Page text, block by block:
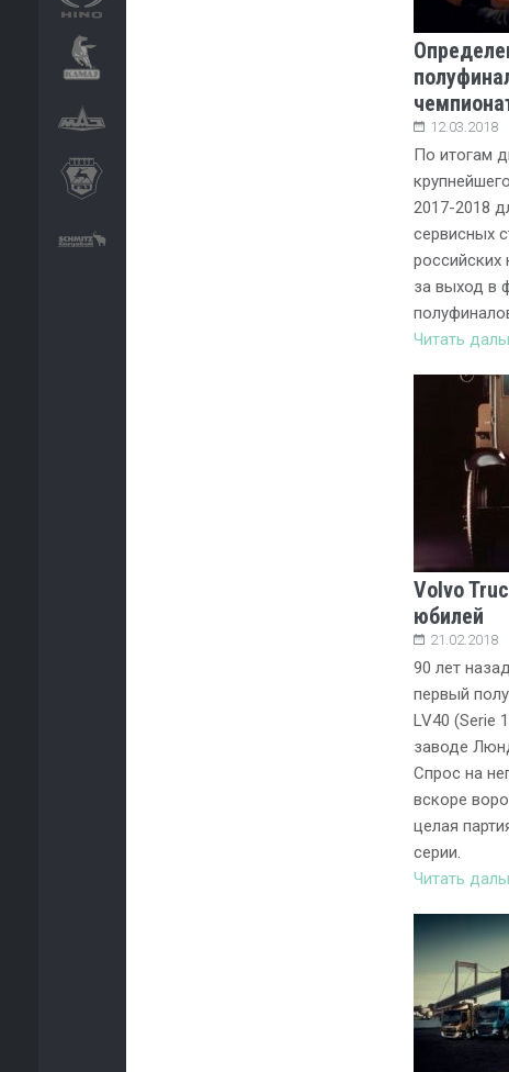
12.03.2018
По итогам
2017-2018
сервисных
за выход в
Читать
Volvo
юбилей
21.02.2018
90 лет
первый
LV40 (Serie
заводе
Спрос на
вскоре
целая
серии.
Читать